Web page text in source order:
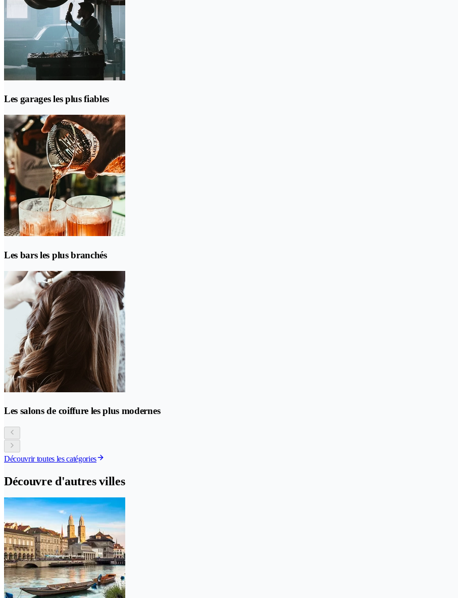
Les garages les plus fiables
Les bars les plus branchés
Les salons de coiffure les plus modernes
Découvrir toutes les catégories
Découvre d'autres villes